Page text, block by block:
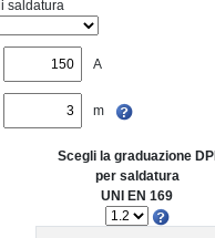
saldatura
A
m
Scegli la graduazione DPI
per saldatura
UNI EN 169